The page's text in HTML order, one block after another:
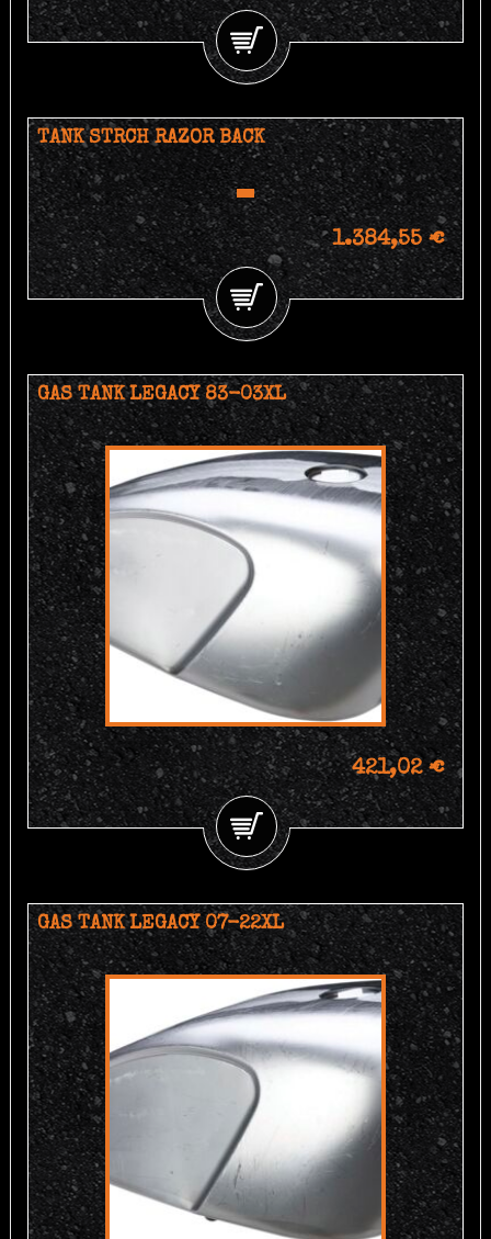
TANK STRCH RAZOR BACK
1.384,55 €
GAS TANK LEGACY 83-03XL
421,02 €
GAS TANK LEGACY 07-22XL